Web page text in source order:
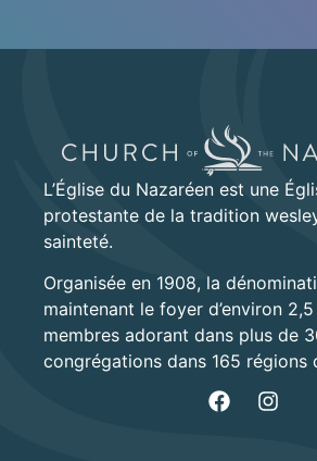
L’Église du Nazaréen est une
protestante de la tradition
sainteté.
Organisée en 1908, la
maintenant le foyer d’environ
membres adorant dans plus de
congrégations dans 165 régions